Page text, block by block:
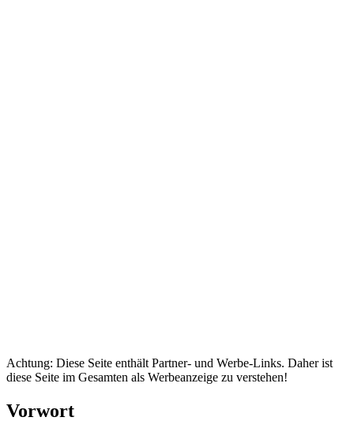
Achtung: Diese Seite enthält Partner- und Werbe-Links. Daher ist
diese Seite im Gesamten als Werbeanzeige zu verstehen!
Vorwort